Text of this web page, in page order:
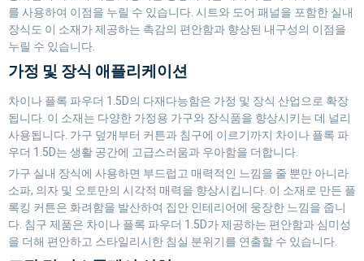
를 사용하여 이점을 누릴 수 있습니다. 시트와 도어 패널을 포함한 실내
장식도 이 소재가 제공하는 촉감의 편안함과 향상된 내구성의 이점을
누릴 수 있습니다.
가정 및 장식 애플리케이션
차이나 플록 파우더 1.5D의 다재다능함은 가정 및 장식 산업으로 확장
됩니다. 이 소재는 다양한 가정용 가구와 장식품을 향상시키는 데 널리
사용됩니다. 가구 덮개부터 커튼과 침구에 이르기까지 차이나 플록 파
우더 1.5D는 생활 공간에 고급스러움과 우아함을 더합니다.
가구 실내 장식에 사용하면 부드럽고 매력적인 느낌을 줄 뿐만 아니라
소파, 의자 및 오토만의 시각적 매력을 향상시킵니다. 이 소재로 만든 플
록킹 커튼은 화려함을 발산하여 집안 인테리어에 웅장한 느낌을 줍니
다. 침구 제품은 차이나 플록 파우더 1.5D가 제공하는 편안함과 심미성
을 더해 편안하고 스타일리시한 침실 분위기를 연출할 수 있습니다.